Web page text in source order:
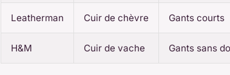
Leatherman Cuir de chèvre Gants courts
H&M Cuir de vache Gants sans